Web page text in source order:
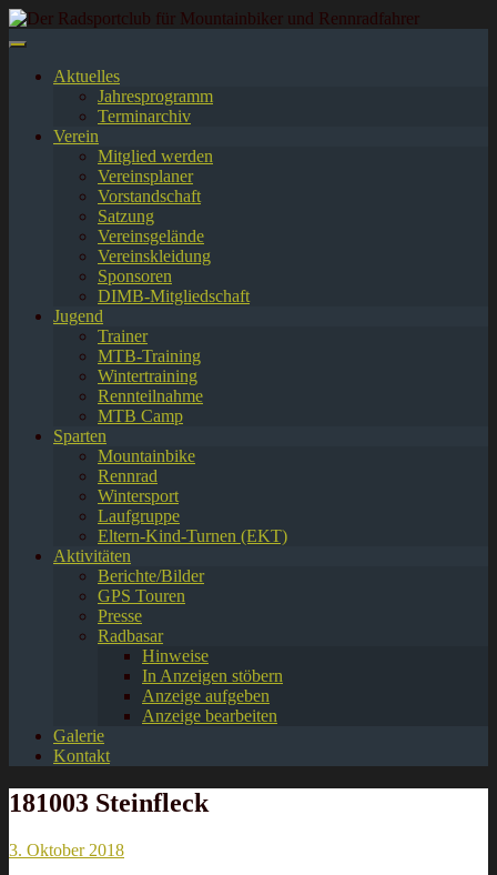
Springe
zum
Aktuelles
Jahresprogramm
Terminarchiv
Verein
Mitglied werden
Vereinsplaner
Vorstandschaft
Satzung
Vereinsgelände
Vereinskleidung
Sponsoren
DIMB-Mitgliedschaft
Jugend
Trainer
MTB-Training
Wintertraining
Rennteilnahme
MTB Camp
Sparten
Mountainbike
Rennrad
Wintersport
Laufgruppe
Eltern-Kind-Turnen (EKT)
Aktivitäten
Berichte/Bilder
GPS Touren
Presse
Radbasar
Hinweise
In Anzeigen stöbern
Anzeige aufgeben
Anzeige bearbeiten
Galerie
Kontakt
181003 Steinfleck
3. Oktober 2018